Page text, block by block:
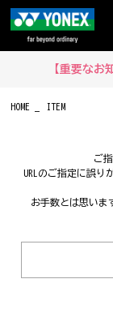
【重要なお
HOME ITEM
ご
URLのご指定に誤り
お手数とは思いま